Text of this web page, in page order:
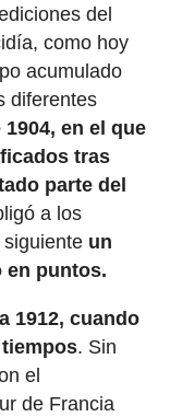
del
como hoy
acumulado
diferentes
en el que
tras
parte del
a los
un
en puntos.
1912, cuando
. Sin
el
de Francia